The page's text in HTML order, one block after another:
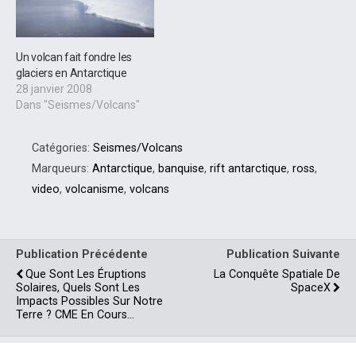
Un volcan fait fondre les
glaciers en Antarctique
28 janvier 2008
Dans "Seismes/Volcans"
Catégories: Seismes/Volcans
Marqueurs: Antarctique, banquise, rift antarctique, ross,
video, volcanisme, volcans
Publication Précédente
Que Sont Les Éruptions
Solaires, Quels Sont Les
Impacts Possibles Sur Notre
Terre ? CME En Cours...
Publication Suivante
La Conquête Spatiale De
SpaceX